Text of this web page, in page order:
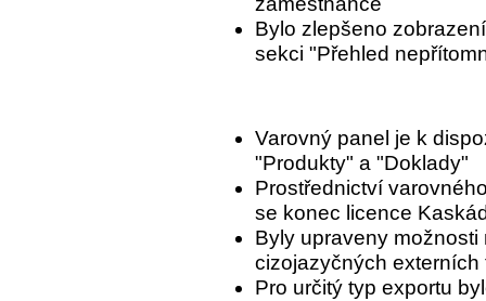
Bylo zlepšeno
sekci "Přehled
Varovný panel je k
"Produkty" a "Doklady"
Prostřednictví
se konec licence
Byly upraveny
cizojazyčných
Pro určitý typ exportu